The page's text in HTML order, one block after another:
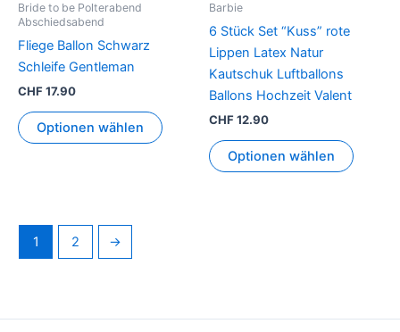
Bride to be Polterabend
Abschiedsabend
Fliege Ballon Schwarz
Schleife Gentleman
CHF17.90
Optionen wählen
Barbie
6 Stück Set “Kuss” rote
Lippen Latex Natur
Kautschuk Luftballons
Ballons Hochzeit Valent
CHF12.90
Optionen wählen
1 2 →